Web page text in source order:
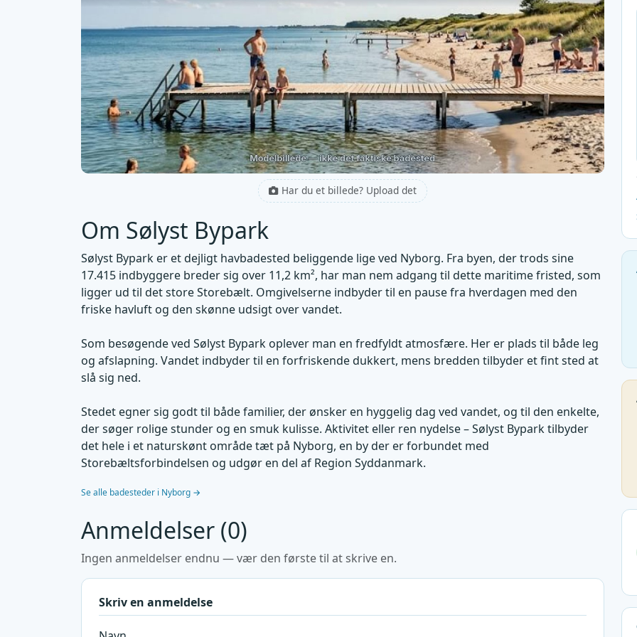
Har du et billede? Upload det
Om Sølyst Bypark
Sølyst Bypark er et dejligt havbadested beliggende lige ved Nyborg. Fra byen, der trods sine
17.415 indbyggere breder sig over 11,2 km², har man nem adgang til dette maritime fristed, som
ligger ud til det store Storebælt. Omgivelserne indbyder til en pause fra hverdagen med den
friske havluft og den skønne udsigt over vandet.
Som besøgende ved Sølyst Bypark oplever man en fredfyldt atmosfære. Her er plads til både leg
og afslapning. Vandet indbyder til en forfriskende dukkert, mens bredden tilbyder et fint sted at
slå sig ned.
Stedet egner sig godt til både familier, der ønsker en hyggelig dag ved vandet, og til den enkelte,
der søger rolige stunder og en smuk kulisse. Aktivitet eller ren nydelse – Sølyst Bypark tilbyder
det hele i et naturskønt område tæt på Nyborg, en by der er forbundet med
Storebæltsforbindelsen og udgør en del af Region Syddanmark.
Se alle badesteder i Nyborg →
Anmeldelser (0)
Ingen anmeldelser endnu — vær den første til at skrive en.
Skriv en anmeldelse